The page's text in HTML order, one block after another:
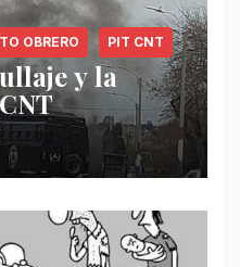
OBRERO PIT CNT
y la